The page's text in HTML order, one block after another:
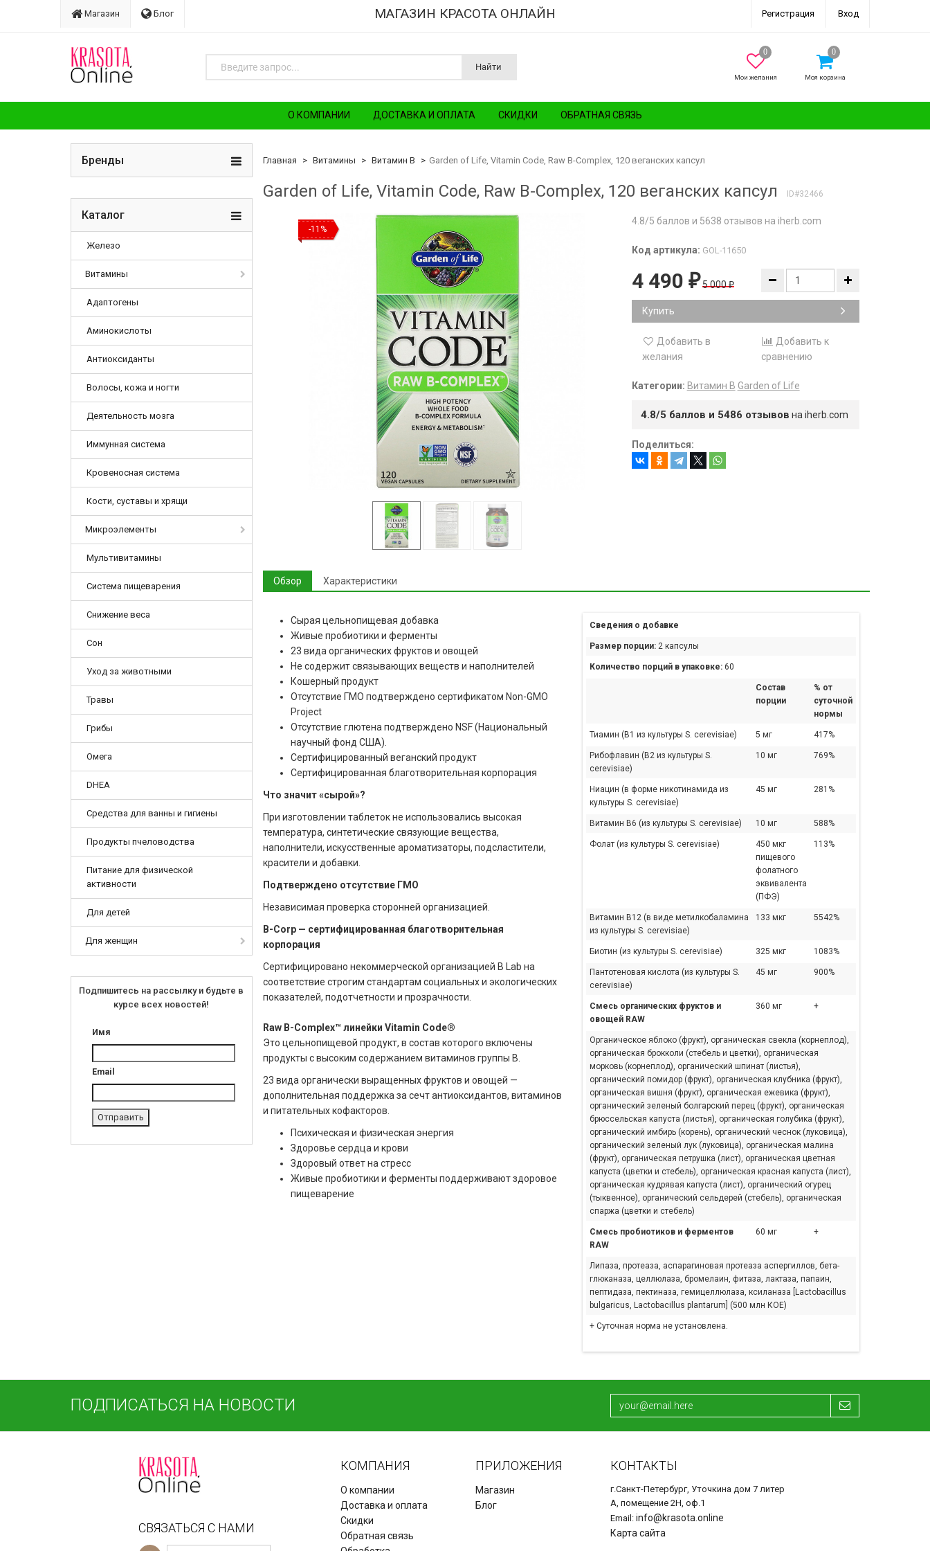
Магазин Блог МАГАЗИН КРАСОТА ОНЛАЙН Регистрация Вход
Найти
Мои желания Моя корзина
О КОМПАНИИ ДОСТАВКА И ОПЛАТА СКИДКИ ОБРАТНАЯ СВЯЗЬ
Бренды
Каталог
Железо
Витамины
Адаптогены
Аминокислоты
Антиоксиданты
Волосы, кожа и ногти
Деятельность мозга
Иммунная система
Кровеносная система
Кости, суставы и хрящи
Микроэлементы
Мультивитамины
Система пищеварения
Снижение веса
Сон
Уход за животными
Травы
Грибы
Омега
DHEA
Средства для ванны и гигиены
Продукты пчеловодства
Питание для физической
активности
Для детей
Для женщин
Подпишитесь на рассылку и будьте в
курсе всех новостей!
Имя
Email
Главная Витамины Витамин B Garden of Life, Vitamin Code, Raw B-Complex, 120 веганских капсул
Garden of Life, Vitamin Code, Raw B-Complex, 120 веганских капсул ID#32466
-11%
4.8/5 баллов и 5638 отзывов на iherb.com
Код артикула: GOL-11650
4 490 ₽ 5 000₽
Купить
Добавить в
желания
Добавить к
сравнению
Категории: Витамин B Garden of Life
4.8/5 баллов и 5486 отзывов на iherb.com
Поделиться:
Обзор Характеристики
Сведения о добавке
Размер порции: 2 капсулы
Количество порций в упаковке: 60
Состав
порции
% от
суточной
нормы
Тиамин (B1 из культуры S. cerevisiae) 5 мг 417%
Рибофлавин (B2 из культуры S.
cerevisiae)
10 мг 769%
Ниацин (в форме никотинамида из
культуры S. cerevisiae)
45 мг 281%
Витамин B6 (из культуры S. cerevisiae) 10 мг 588%
Фолат (из культуры S. cerevisiae)
450 мкг
пищевого
фолатного
эквивалента
(ПФЭ)
113%
Витамин B12 (в виде метилкобаламина
из культуры S. cerevisiae)
133 мкг 5542%
Биотин (из культуры S. cerevisiae) 325 мкг 1083%
Пантотеновая кислота (из культуры S.
cerevisiae)
45 мг 900%
Смесь органических фруктов и
овощей RAW
360 мг +
Органическое яблоко (фрукт), органическая свекла (корнеплод),
органическая брокколи (стебель и цветки), органическая
морковь (корнеплод), органический шпинат (листья),
органический помидор (фрукт), органическая клубника (фрукт),
органическая вишня (фрукт), органическая ежевика (фрукт),
органический зеленый болгарский перец (фрукт), органическая
брюссельская капуста (листья), органическая голубика (фрукт),
органический имбирь (корень), органический чеснок (луковица),
органический зеленый лук (луковица), органическая малина
(фрукт), органическая петрушка (лист), органическая цветная
капуста (цветки и стебель), органическая красная капуста (лист),
органическая кудрявая капуста (лист), органический огурец
(тыквенное), органический сельдерей (стебель), органическая
спаржа (цветки и стебель)
Смесь пробиотиков и ферментов
RAW
60 мг +
Липаза, протеаза, аспарагиновая протеаза аспергиллов, бета-
глюканaза, целлюлаза, бромелаин, фитаза, лактаза, папаин,
пептидаза, пектиназа, гемицеллюлаза, ксиланаза [Lactobacillus
bulgaricus, Lactobacillus plantarum] (500 млн КОЕ)
+ Суточная норма не установлена.
Сырая цельнопищевая добавка
Живые пробиотики и ферменты
23 вида органических фруктов и овощей
Не содержит связывающих веществ и наполнителей
Кошерный продукт
Отсутствие ГМО подтверждено сертификатом Non-GMO
Project
Отсутствие глютена подтверждено NSF (Национальный
научный фонд США).
Сертифицированный веганский продукт
Сертифицированная благотворительная корпорация
Что значит «сырой»?
При изготовлении таблеток не использовались высокая
температура, синтетические связующие вещества,
наполнители, искусственные ароматизаторы, подсластители,
красители и добавки.
Подтверждено отсутствие ГМО
Независимая проверка сторонней организацией.
B-Corp — сертифицированная благотворительная
корпорация
Сертифицировано некоммерческой организацией B Lab на
соответствие строгим стандартам социальных и экологических
показателей, подотчетности и прозрачности.
Raw B-Complex™ линейки Vitamin Code®
Это цельнопищевой продукт, в состав которого включены
продукты с высоким содержанием витаминов группы В.
23 вида органически выращенных фруктов и овощей —
дополнительная поддержка за сечт антиоксидантов, витаминов
и питательных кофакторов.
Психическая и физическая энергия
Здоровье сердца и крови
Здоровый ответ на стресс
Живые пробиотики и ферменты поддерживают здоровое
пищеварение
ПОДПИСАТЬСЯ НА НОВОСТИ
СВЯЗАТЬСЯ С НАМИ
КОМПАНИЯ
О компании
Доставка и оплата
Скидки
Обратная связь
ПРИЛОЖЕНИЯ
Магазин
Блог
КОНТАКТЫ
г.Санкт-Петербург, Уточкина дом 7 литер
А, помещение 2Н, оф.1
Email: info@krasota.online
Карта сайта